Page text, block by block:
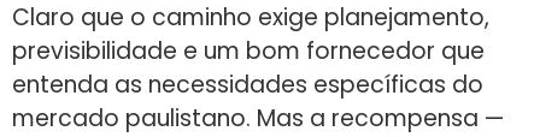
Claro que o caminho exige planejamento,
previsibilidade e um bom fornecedor que
entenda as necessidades específicas do
mercado paulistano. Mas a recompensa —